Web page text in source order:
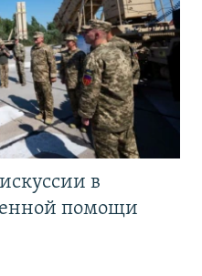
в
помощи